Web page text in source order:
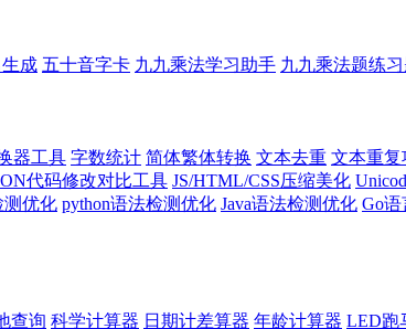
成 五十音字卡 九九乘法学习助手 九九乘法题练
器工具 字数统计 简体繁体转换 文本去重 文本重复
代码修改对比工具 JS/HTML/CSS压缩美化
测优化 python语法检测优化 Java语法检测优化 Go
查询 科学计算器 日期计差算器 年龄计算器 LED跑